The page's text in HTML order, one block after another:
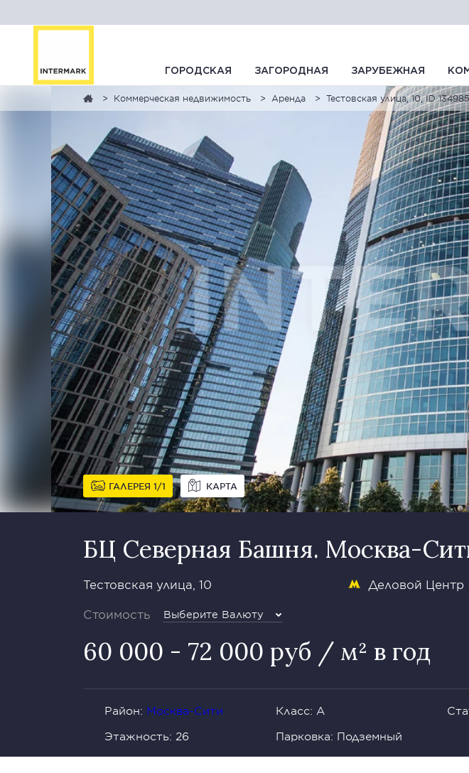
ГОРОДСКАЯ ЗАГОРОДНАЯ ЗАРУБЕЖНАЯ
Коммерческая недвижимость Аренда Тестовская улица, 10, ID 134985
ГАЛЕРЕЯ 1 1 КАРТА
БЦ Северная Башня. Москва-
Тестовская улица, 10 Деловой Центр
Стоимость Выберите Валюту
60 000 - 72 000 руб / м² в год
Район: Москва-Сити Класс: А
Этажность: 26
Парковка: Подземный